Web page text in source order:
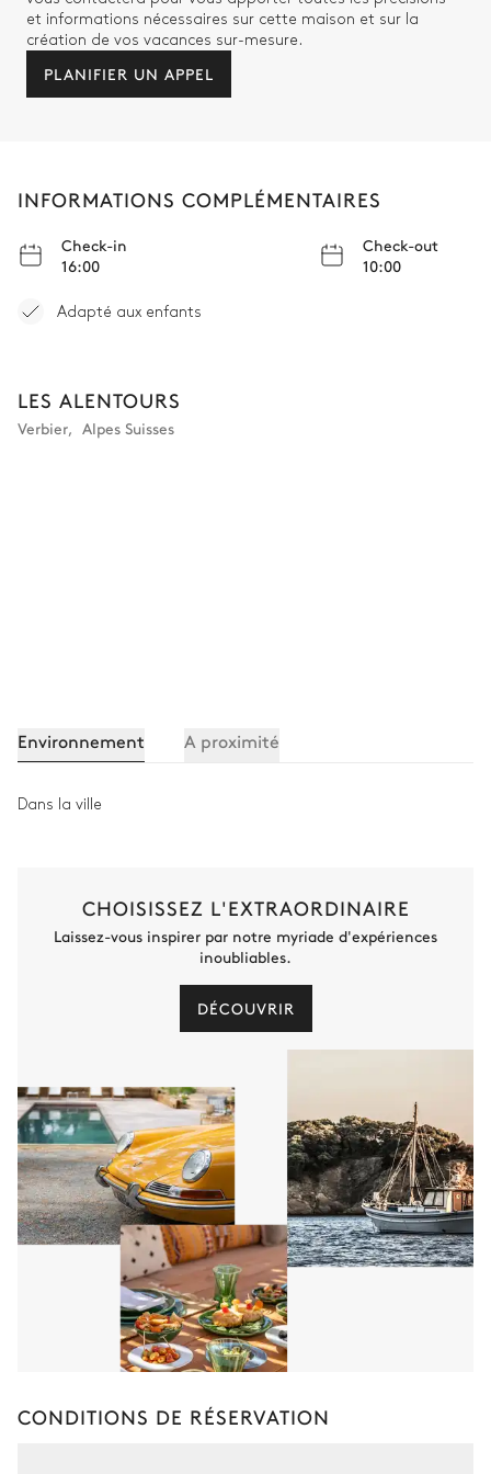
Système son
Spa
et informations nécessaires sur cette maison et sur la
création de vos vacances sur-mesure.
PLANIFIER UN APPEL
INFORMATIONS COMPLÉMENTAIRES
Check-in
16:00
Check-out
10:00
Adapté aux enfants
LES ALENTOURS
Verbier, Alpes Suisses
Environnement A proximité
Dans la ville
CHOISISSEZ L'EXTRAORDINAIRE
Laissez-vous inspirer par notre myriade d'expériences
inoubliables.
DÉCOUVRIR
CONDITIONS DE RÉSERVATION